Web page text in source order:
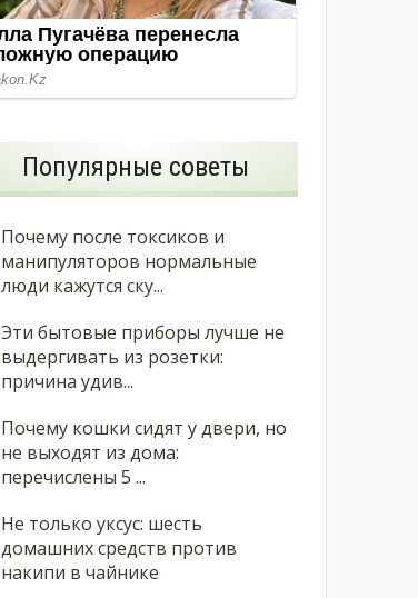
Популярные советы
Почему после токсиков и
манипуляторов нормальные
люди кажутся ску...
Эти бытовые приборы лучше не
выдергивать из розетки:
причина удив...
Почему кошки сидят у двери, но
не выходят из дома:
перечислены 5 ...
Не только уксус: шесть
домашних средств против
накипи в чайнике